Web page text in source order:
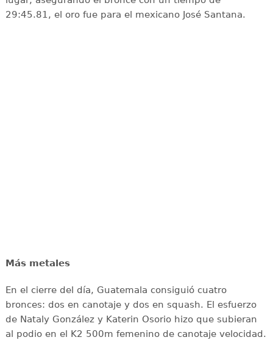
29:45.81, el oro fue para el mexicano José Santana.
Más metales
En el cierre del día, Guatemala consiguió cuatro
bronces: dos en canotaje y dos en squash. El esfuerzo
de Nataly González y Katerin Osorio hizo que subieran
al podio en el K2 500m femenino de canotaje velocidad.